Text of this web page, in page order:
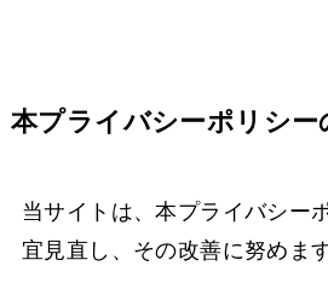
本プライバシーポリシー
当サイトは、本プライバシー
宜見直し、その改善に努めます